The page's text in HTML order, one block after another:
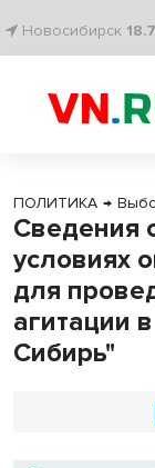
Новосибирск
ПОЛИТИКА →
Сведения
условиях
для
агитации
Сибирь"